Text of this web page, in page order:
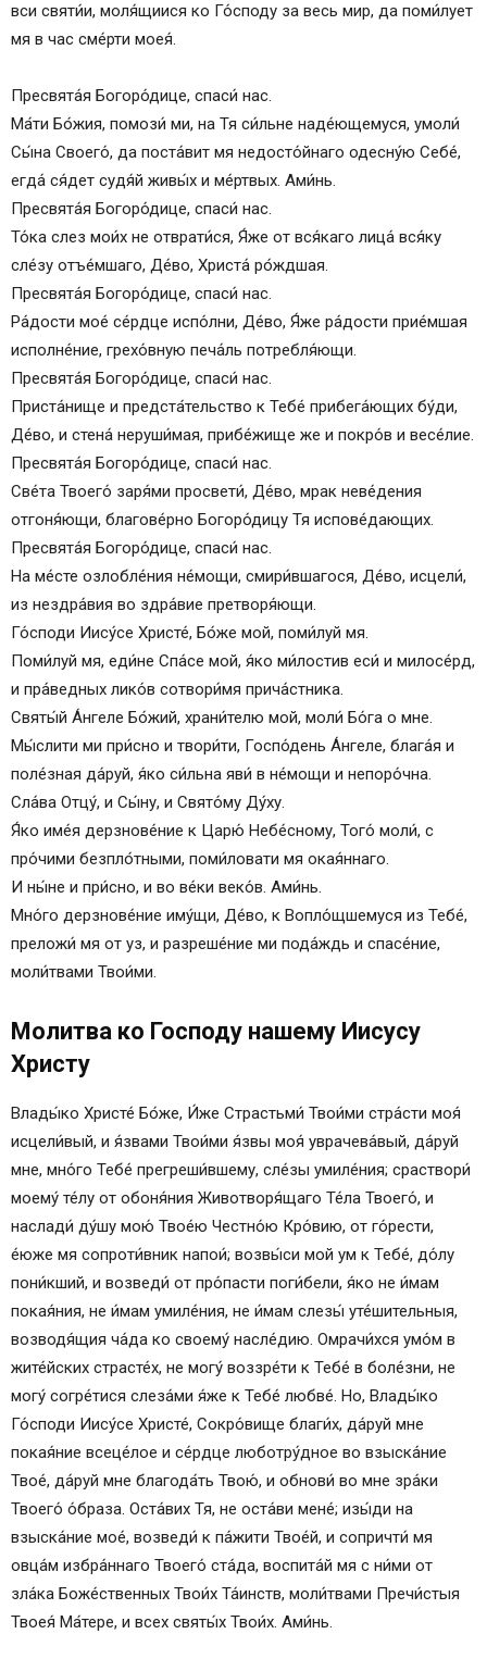
вси святи́и, моля́щиися ко Го́споду за весь мир, да поми́лует
мя в час сме́рти моея́.
Пресвята́я Богоро́дице, спаси́ нас.
Ма́ти Бо́жия, помози́ ми, на Тя си́льне наде́ющемуся, умоли́
Сы́на Своего́, да поста́вит мя недосто́йнаго одесну́ю Себе́,
егда́ ся́дет судя́й живы́х и ме́ртвых. Ами́нь.
Пресвята́я Богоро́дице, спаси́ нас.
То́ка слез мои́х не отврати́ся, Я́же от вся́каго лица́ вся́ку
сле́зу отъе́мшаго, Де́во, Христа́ ро́ждшая.
Пресвята́я Богоро́дице, спаси́ нас.
Ра́дости мое́ се́рдце испо́лни, Де́во, Я́же ра́дости прие́мшая
исполне́ние, грехо́вную печа́ль потребля́ющи.
Пресвята́я Богоро́дице, спаси́ нас.
Приста́нище и предста́тельство к Тебе́ прибега́ющих бу́ди,
Де́во, и стена́ неруши́мая, прибе́жище же и покро́в и весе́лие.
Пресвята́я Богоро́дице, спаси́ нас.
Све́та Твоего́ заря́ми просвети́, Де́во, мрак неве́дения
отгоня́ющи, благове́рно Богоро́дицу Тя испове́дающих.
Пресвята́я Богоро́дице, спаси́ нас.
На ме́сте озлобле́ния не́мощи, смири́вшагося, Де́во, исцели́,
из нездра́вия во здра́вие претворя́ющи.
Го́споди Иису́се Христе́, Бо́же мой, поми́луй мя.
Поми́луй мя, еди́не Спа́се мой, я́ко ми́лостив еси́ и милосе́рд,
и пра́ведных лико́в сотвори́мя прича́стника.
Святы́й А́нгеле Бо́жий, храни́телю мой, моли́ Бо́га о мне.
Мы́слити ми при́сно и твори́ти, Госпо́день А́нгеле, блага́я и
поле́зная да́руй, я́ко си́льна яви́ в не́мощи и непоро́чна.
Сла́ва Отцу́, и Сы́ну, и Свято́му Ду́ху.
Я́ко име́я дерзнове́ние к Царю́ Небе́сному, Того́ моли́, с
про́чими безпло́тными, поми́ловати мя окая́ннаго.
И ны́не и при́сно, и во ве́ки веко́в. Ами́нь.
Мно́го дерзнове́ние иму́щи, Де́во, к Вопло́щшемуся из Тебе́,
преложи́ мя от уз, и разреше́ние ми пода́ждь и спасе́ние,
моли́твами Твои́ми.
Молитва ко Господу нашему Иисусу
Христу
Влады́ко Христе́ Бо́же, И́же Страстьми́ Твои́ми стра́сти моя́
исцели́вый, и я́звами Твои́ми я́звы моя́ уврачева́вый, да́руй
мне, мно́го Тебе́ прегреши́вшему, сле́зы умиле́ния; сраствори́
моему́ те́лу от обоня́ния Животворя́щаго Те́ла Твоего́, и
наслади́ ду́шу мою́ Твое́ю Честно́ю Кро́вию, от го́рести,
е́юже мя сопроти́вник напои́; возвы́си мой ум к Тебе́, до́лу
пони́кший, и возведи́ от про́пасти поги́бели, я́ко не и́мам
покая́ния, не и́мам умиле́ния, не и́мам слезы́ уте́шительныя,
возводя́щия ча́да ко своему́ насле́дию. Омрачи́хся умо́м в
жите́йских страсте́х, не могу́ воззре́ти к Тебе́ в боле́зни, не
могу́ согре́тися слеза́ми я́же к Тебе́ любве́. Но, Влады́ко
Го́споди Иису́се Христе́, Сокро́вище благи́х, да́руй мне
покая́ние всеце́лое и се́рдце люботру́дное во взыска́ние
Твое́, да́руй мне благода́ть Твою́, и обнови́ во мне зра́ки
Твоего́ о́браза. Оста́вих Тя, не оста́ви мене́; изы́ди на
взыска́ние мое́, возведи́ к па́жити Твое́й, и сопричти́ мя
овца́м избра́ннаго Твоего́ ста́да, воспита́й мя с ни́ми от
зла́ка Боже́ственных Твои́х Та́инств, моли́твами Пречи́стыя
Твоея́ Ма́тере, и всех святы́х Твои́х. Ами́нь.